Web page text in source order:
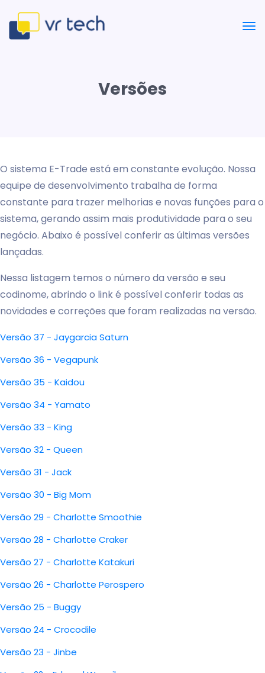
Versões
O sistema E-Trade está em constante evolução. Nossa
equipe de desenvolvimento trabalha de forma
constante para trazer melhorias e novas funções para o
sistema, gerando assim mais produtividade para o seu
negócio. Abaixo é possível conferir as últimas versões
lançadas.
Nessa listagem temos o número da versão e seu
codinome, abrindo o link é possível conferir todas as
novidades e correções que foram realizadas na versão.
Versão 37 - Jaygarcia Saturn
Versão 36 - Vegapunk
Versão 35 - Kaidou
Versão 34 - Yamato
Versão 33 - King
Versão 32 - Queen
Versão 31 - Jack
Versão 30 - Big Mom
Versão 29 - Charlotte Smoothie
Versão 28 - Charlotte Craker
Versão 27 - Charlotte Katakuri
Versão 26 - Charlotte Perospero
Versão 25 - Buggy
Versão 24 - Crocodile
Versão 23 - Jinbe